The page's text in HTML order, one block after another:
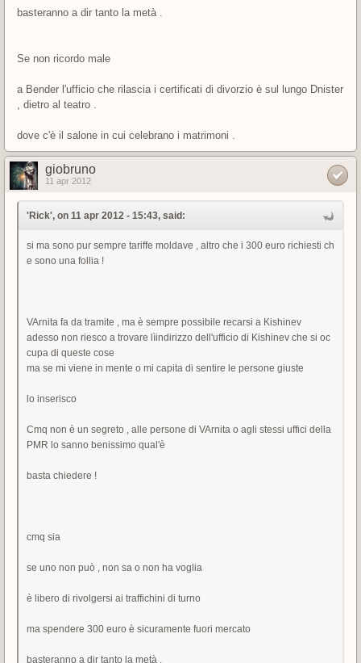
basteranno a dir tanto la metà .
Se non ricordo male
a Bender l'ufficio che rilascia i certificati di divorzio è sul lungo Dnister
, dietro al teatro .
dove c'è il salone in cui celebrano i matrimoni .
giobruno
11 apr 2012
'Rick', on 11 apr 2012 - 15:43, said:
si ma sono pur sempre tariffe moldave , altro che i 300 euro richiesti ch
e sono una follia !
VArnita fa da tramite , ma è sempre possibile recarsi a Kishinev
adesso non riesco a trovare lìindirizzo dell'ufficio di Kishinev che si oc
cupa di queste cose
ma se mi viene in mente o mi capita di sentire le persone giuste
lo inserisco
Cmq non è un segreto , alle persone di VArnita o agli stessi uffici della
PMR lo sanno benissimo qual'è
basta chiedere !
cmq sia
se uno non può , non sa o non ha voglia
è libero di rivolgersi ai traffichini di turno
ma spendere 300 euro è sicuramente fuori mercato
basteranno a dir tanto la metà .